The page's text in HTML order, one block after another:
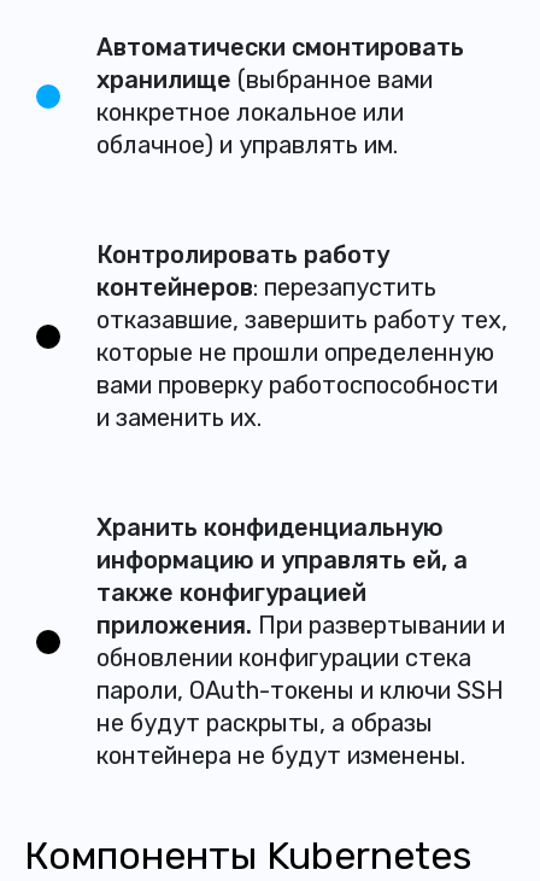
Автоматически смонтировать
хранилище (выбранное вами
конкретное локальное или
облачное) и управлять им.
Контролировать работу
контейнеров: перезапустить
отказавшие, завершить работу тех,
которые не прошли определенную
вами проверку работоспособности
и заменить их.
Хранить конфиденциальную
информацию и управлять ей, а
также конфигурацией
приложения. При развертывании и
обновлении конфигурации стека
пароли, OAuth-токены и ключи SSH
не будут раскрыты, а образы
контейнера не будут изменены.
Компоненты Kubernetes